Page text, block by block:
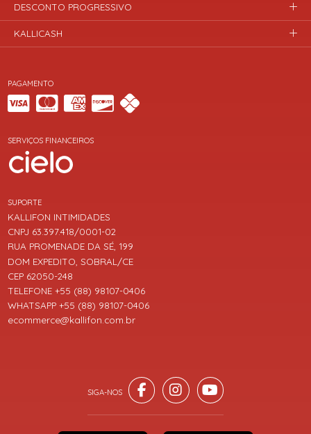
PAGAMENTO
SERVIÇOS FINANCEIROS
SUPORTE
KALLIFON INTIMIDADES
CNPJ 63.397.418/0001-02
RUA PROMENADE DA SÉ, 199
DOM EXPEDITO, SOBRAL/CE
CEP 62050-248
TELEFONE +55 (88) 98107-0406
WHATSAPP +55 (88) 98107-0406
ecommerce@kallifon.com.br
DESCONTO PROGRESSIVO
KALLICASH